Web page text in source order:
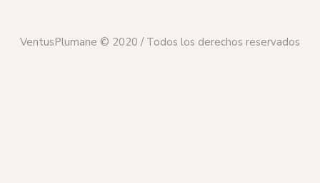
VentusPlumane © 2020 / Todos los derechos reservados